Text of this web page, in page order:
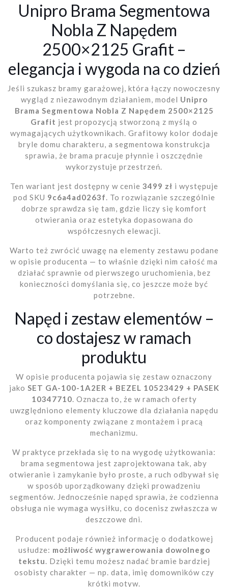
Unipro Brama Segmentowa
Nobla Z Napędem
2500×2125 Grafit –
elegancja i wygoda na co dzień
Jeśli szukasz bramy garażowej, która łączy nowoczesny
wygląd z niezawodnym działaniem, model Unipro
Brama Segmentowa Nobla Z Napędem 2500×2125
Grafit jest propozycją stworzoną z myślą o
wymagających użytkownikach. Grafitowy kolor dodaje
bryle domu charakteru, a segmentowa konstrukcja
sprawia, że brama pracuje płynnie i oszczędnie
wykorzystuje przestrzeń.
Ten wariant jest dostępny w cenie 3499 zł i występuje
pod SKU 9c6a4ad0263f. To rozwiązanie szczególnie
dobrze sprawdza się tam, gdzie liczy się komfort
otwierania oraz estetyka dopasowana do
współczesnych elewacji.
Warto też zwrócić uwagę na elementy zestawu podane
w opisie producenta — to właśnie dzięki nim całość ma
działać sprawnie od pierwszego uruchomienia, bez
konieczności domyślania się, co jeszcze może być
potrzebne.
Napęd i zestaw elementów –
co dostajesz w ramach
produktu
W opisie producenta pojawia się zestaw oznaczony
jako SET GA-100-1A2ER + BEZEL 10523429 + PASEK
10347710. Oznacza to, że w ramach oferty
uwzględniono elementy kluczowe dla działania napędu
oraz komponenty związane z montażem i pracą
mechanizmu.
W praktyce przekłada się to na wygodę użytkowania:
brama segmentowa jest zaprojektowana tak, aby
otwieranie i zamykanie było proste, a ruch odbywał się
w sposób uporządkowany dzięki prowadzeniu
segmentów. Jednocześnie napęd sprawia, że codzienna
obsługa nie wymaga wysiłku, co docenisz zwłaszcza w
deszczowe dni.
Producent podaje również informację o dodatkowej
usłudze: możliwość wygrawerowania dowolnego
tekstu. Dzięki temu możesz nadać bramie bardziej
osobisty charakter — np. data, imię domowników czy
krótki motyw.